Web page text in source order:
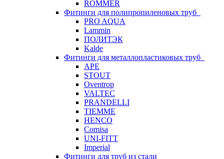
ROMMER
Фитинги для полипропиленовых труб
PRO AQUA
Lammin
ПОЛИТЭК
Kalde
Фитинги для металлопластиковых труб
APE
STOUT
Oventrop
VALTEC
PRANDELLI
TIEMME
HENCO
Comisa
UNI-FITT
Imperial
Фитинги для труб из стали